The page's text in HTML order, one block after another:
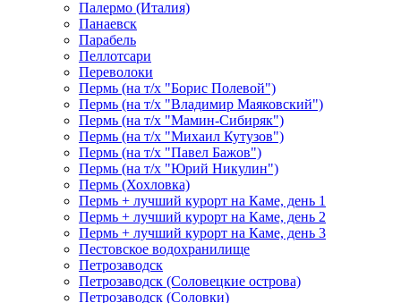
Палермо (Италия)
Панаевск
Парабель
Пеллотсари
Переволоки
Пермь (на т/х "Борис Полевой")
Пермь (на т/х "Владимир Маяковский")
Пермь (на т/х "Мамин-Сибиряк")
Пермь (на т/х "Михаил Кутузов")
Пермь (на т/х "Павел Бажов")
Пермь (на т/х "Юрий Никулин")
Пермь (Хохловка)
Пермь + лучший курорт на Каме, день 1
Пермь + лучший курорт на Каме, день 2
Пермь + лучший курорт на Каме, день 3
Пестовское водохранилище
Петрозаводск
Петрозаводск (Соловецкие острова)
Петрозаводск (Соловки)